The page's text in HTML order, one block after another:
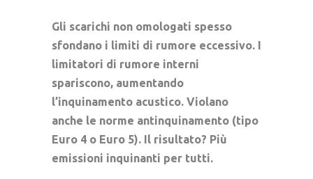
Gli scarichi non omologati spesso
sfondano i limiti di rumore eccessivo. I
limitatori di rumore interni
spariscono, aumentando
l’inquinamento acustico. Violano
anche le norme antinquinamento (tipo
Euro 4 o Euro 5). Il risultato? Più
emissioni inquinanti per tutti.